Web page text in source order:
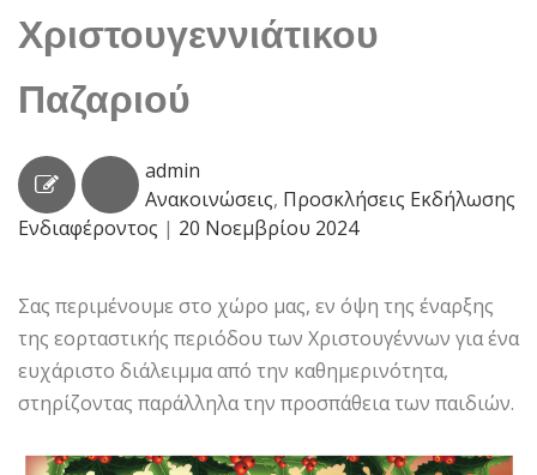
Χριστουγεννιάτικου
Παζαριού
admin
Ανακοινώσεις, Προσκλήσεις Εκδήλωσης
Ενδιαφέροντος | 20 Νοεμβρίου 2024
Σας περιμένουμε στο χώρο μας, εν όψη της έναρξης
της εορταστικής περιόδου των Χριστουγέννων για ένα
ευχάριστο διάλειμμα από την καθημερινότητα,
στηρίζοντας παράλληλα την προσπάθεια των παιδιών.